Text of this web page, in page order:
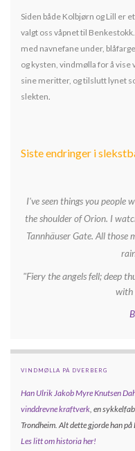
Siden både Kolbjørn og Lill er
valgt oss våpnet til
med navnefane under,
og kysten, vindmølla for å
sine meritter, og tilslutt lynet
slekten
Siste endringer i
I've seen things you people
the shoulder of Orion. I
Tannhäuser Gate. All those
"Fiery the angels fell; deep
with
VINDMØLLA PÅ DVERBERG
Han Ulrik Jakob Myre Knutsen
vinddrevne kraftverk , en
Trondheim. Alt dette gjorde han
Les litt om historia her!